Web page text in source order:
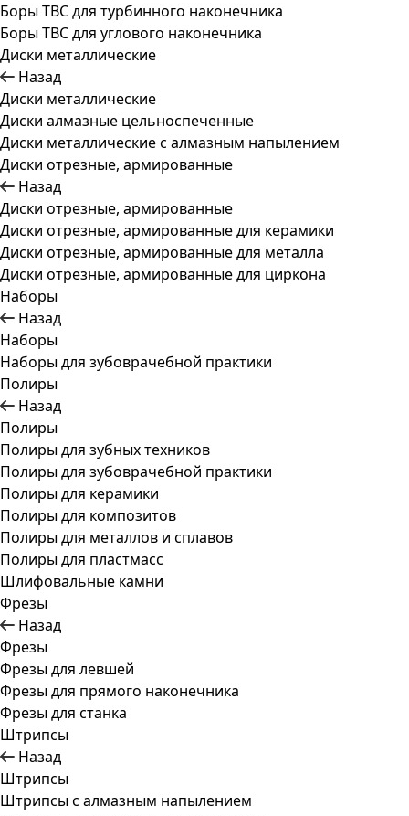
Боры ТВС для турбинного наконечника
Боры ТВС для углового наконечника
Диски металлические
Назад
Диски металлические
Диски алмазные цельноспеченные
Диски металлические с алмазным напылением
Диски отрезные, армированные
Назад
Диски отрезные, армированные
Диски отрезные, армированные для керамики
Диски отрезные, армированные для металла
Диски отрезные, армированные для циркона
Наборы
Назад
Наборы
Наборы для зубоврачебной практики
Полиры
Назад
Полиры
Полиры для зубных техников
Полиры для зубоврачебной практики
Полиры для керамики
Полиры для композитов
Полиры для металлов и сплавов
Полиры для пластмасс
Шлифовальные камни
Фрезы
Назад
Фрезы
Фрезы для левшей
Фрезы для прямого наконечника
Фрезы для станка
Штрипсы
Назад
Штрипсы
Штрипсы c алмазным напылением